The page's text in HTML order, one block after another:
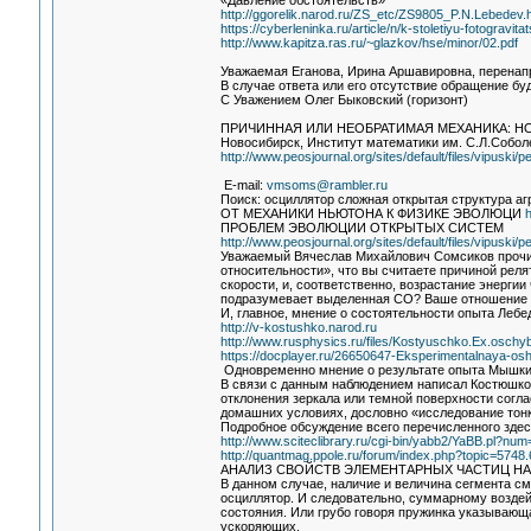
http://ggorelik.narod.ru/ZS_etc/
https://cyberleninka.ru/article/n/k-stoletiyu-
http://www.kapitza.ras.ru/~glazkov/hse/minor/02.pdf
Уважаемая Еганова, Ирина Аршавировна,
В случае ответа или его отсутствие обращение
С Уважением Олег Быковский (горизонт)
ПРИЧИННАЯ ИЛИ НЕОБРАТИМАЯ МЕХАНИКА:
Новосибирск, Институт математики им.
http://www.peosjournal.org/sites/default/files/vipuski/
E-mail: vmsoms@rambler.ru
Поиск: осциллятор сложная открытая структура
ОТ МЕХАНИКИ НЬЮТОНА К ФИЗИКЕ ЭВОЛЮЦИ
ПРОБЛЕМ ЭВОЛЮЦИИ ОТКРЫТЫХ СИСТЕМ
http://www.peosjournal.org/sites/default/files/vipuski/
Уважаемый Вячеслав Михайлович Сомсиков
относительности», что вы считаете причиной
скорости, и, соответственно, возрастание
подразумевает выделенная СО? Ваше
И, главное, мнение о состоятельности опыта
http://v-kostushko.narod.ru
http://www.rusphysics.ru/files/
https://docplayer.ru/26650647-Eksperimentalnaya-
Одновременно мнение о результате опыта
В связи с данным наблюдением написал
отклонения зеркала или темной поверхности
домашних условиях, дословно «исследование
Подробное обсуждение всего перечисленного
http://www.sciteclibrary.ru/cgi-bin/yabb2/
http://quantmag.ppole.ru/forum/
АНАЛИЗ СВОЙСТВ ЭЛЕМЕНТАРНЫХ ЧАСТИЦ
В данном случае, наличие и величина сегмента
осциллятор. И следовательно, суммарному
состояния. Или грубо говоря пружинка
ускоряющих.